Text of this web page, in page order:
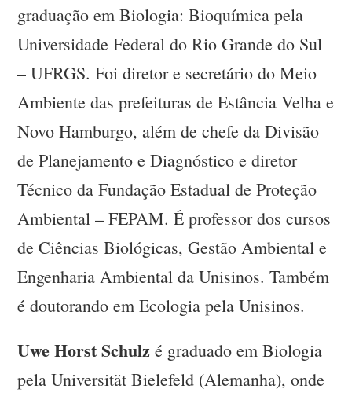
graduação em Biologia: Bioquímica pela
Universidade Federal do Rio Grande do Sul
– UFRGS. Foi diretor e secretário do Meio
Ambiente das prefeituras de Estância Velha e
Novo Hamburgo, além de chefe da Divisão
de Planejamento e Diagnóstico e diretor
Técnico da Fundação Estadual de Proteção
Ambiental – FEPAM. É professor dos cursos
de Ciências Biológicas, Gestão Ambiental e
Engenharia Ambiental da Unisinos. Também
é doutorando em Ecologia pela Unisinos.
Uwe Horst Schulz é graduado em Biologia
pela Universität Bielefeld (Alemanha), onde